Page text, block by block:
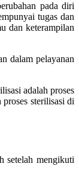
pada diri
tugas dan
dan keterampilan
dalam pelayanan
adalah proses
sterilisasi di
setelah mengikuti